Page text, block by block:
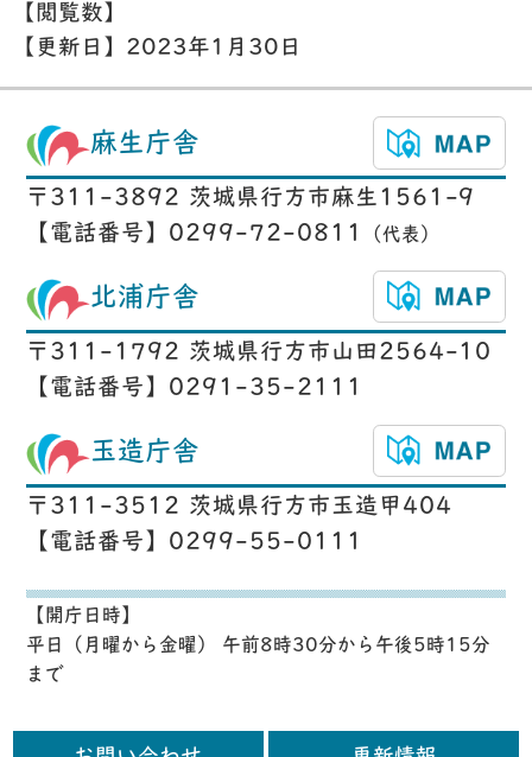
【閲覧数】
【更新日】 2023年1月30日
麻生庁舎
〒311-3892 茨城県行方市麻生1561-9
【電話番号】0299-72-0811
（代表）
北浦庁舎
〒311-1792 茨城県行方市山田2564-10
【電話番号】0291-35-2111
玉造庁舎
〒311-3512 茨城県行方市玉造甲404
【電話番号】0299-55-0111
【開庁日時】
平日（月曜から金曜） 午前8時30分から午後5時15分
まで